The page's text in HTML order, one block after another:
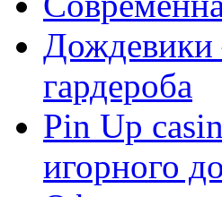
Дождевики
гардероба
Pin Up
игорного